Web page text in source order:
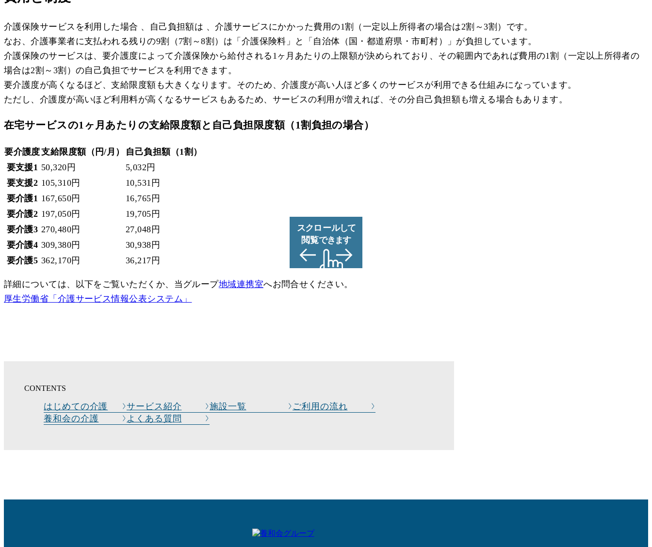
介護保険サービスを利用した場合 、自己負担額は 、介護サービスにかかった費用の1割（一定以上所得者の場合は2割～3割）です。
なお、介護事業者に支払われる残りの9割（7割～8割）は「介護保険料」と「自治体（国・都道府県・市町村）」が負担しています。
介護保険のサービスは、要介護度によって介護保険から給付される1ヶ月あたりの上限額が決められており、その範囲内であれば費用の1割（一定以上所得者の
場合は2割～3割）の自己負担でサービスを利用できます。
要介護度が高くなるほど、支給限度額も大きくなります。そのため、介護度が高い人ほど多くのサービスが利用できる仕組みになっています。
ただし、介護度が高いほど利用料が高くなるサービスもあるため、サービスの利用が増えれば、その分自己負担額も増える場合もあります。
在宅サービスの1ヶ月あたりの支給限度額と自己負担限度額（1割負担の場合）
要介護度支給限度額（円/月）
自己負担額（1割）
要支援1 50,320円
5,032円
要支援2 105,310円
10,531円
要介護1 167,650円
16,765円
要介護2 197,050円
19,705円
要介護3 270,480円
27,048円
要介護4 309,380円
30,938円
要介護5 362,170円 36,217円
詳細については、以下をご覧いただくか、当グループ地域連携室へお問合せください。
厚生労働省「介護サービス情報公表システム」
CONTENTS
はじめての介護 サービス紹介 施設一覧
ご利用の流れ
養和会の介護
よくある質問